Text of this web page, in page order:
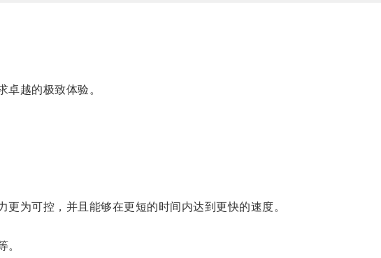
越的极致体验。
为可控，并且能够在更短的时间内达到更快的速度。
。